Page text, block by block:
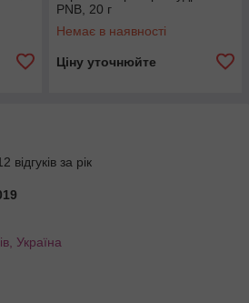
PNB, 20 г
Немає в наявності
Ціну уточнюйте
відгуків за рік
Україна